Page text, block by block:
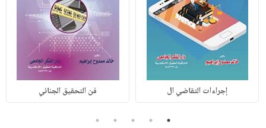
إجراءات التقاضي ال فن التحقيق الجنائي
1
2
3
4
5